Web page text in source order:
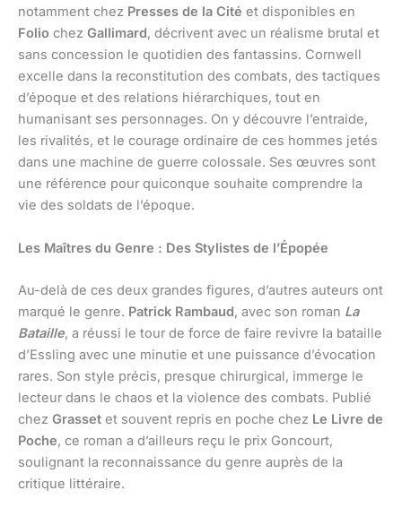
notamment chez Presses de la Cité et disponibles en
Folio chez Gallimard, décrivent avec un réalisme brutal et
sans concession le quotidien des fantassins. Cornwell
excelle dans la reconstitution des combats, des tactiques
d’époque et des relations hiérarchiques, tout en
humanisant ses personnages. On y découvre l’entraide,
les rivalités, et le courage ordinaire de ces hommes jetés
dans une machine de guerre colossale. Ses œuvres sont
une référence pour quiconque souhaite comprendre la
vie des soldats de l’époque.
Les Maîtres du Genre : Des Stylistes de l’Épopée
Au-delà de ces deux grandes figures, d’autres auteurs ont
marqué le genre. Patrick Rambaud, avec son roman La
Bataille, a réussi le tour de force de faire revivre la bataille
d’Essling avec une minutie et une puissance d’évocation
rares. Son style précis, presque chirurgical, immerge le
lecteur dans le chaos et la violence des combats. Publié
chez Grasset et souvent repris en poche chez Le Livre de
Poche, ce roman a d’ailleurs reçu le prix Goncourt,
soulignant la reconnaissance du genre auprès de la
critique littéraire.